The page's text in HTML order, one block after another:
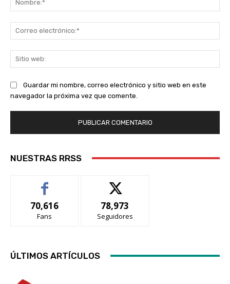
Guardar mi nombre, correo electrónico y sitio web en este
navegador la próxima vez que comente.
NUESTRAS RRSS
70,616
Fans
78,973
Seguidores
ÚLTIMOS ARTÍCULOS